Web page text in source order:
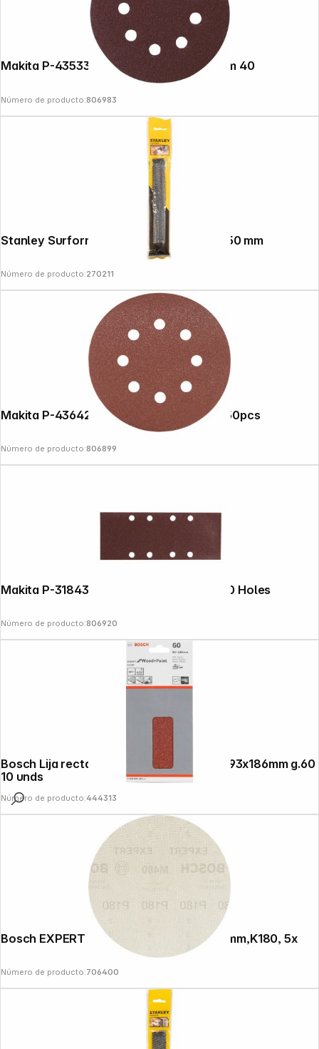
Makita P-43533 Sandpaper Velcro 125mm 40
Número de producto:806983
Stanley Surform Ersatzblatt halb rund 250 mm
Número de producto:270211
Makita P-43642 Sandpaper 125mm K80 50pcs
Número de producto:806899
Makita P-31843 Sandpaper 93x230mm 60 Holes
Número de producto:806920
Bosch Lija rectangular C430 con velcro 93x186mm g.60
10 unds
Número de producto:444313
Bosch EXPERT Sandings Nets M480,125mm,K180, 5x
Número de producto:706400